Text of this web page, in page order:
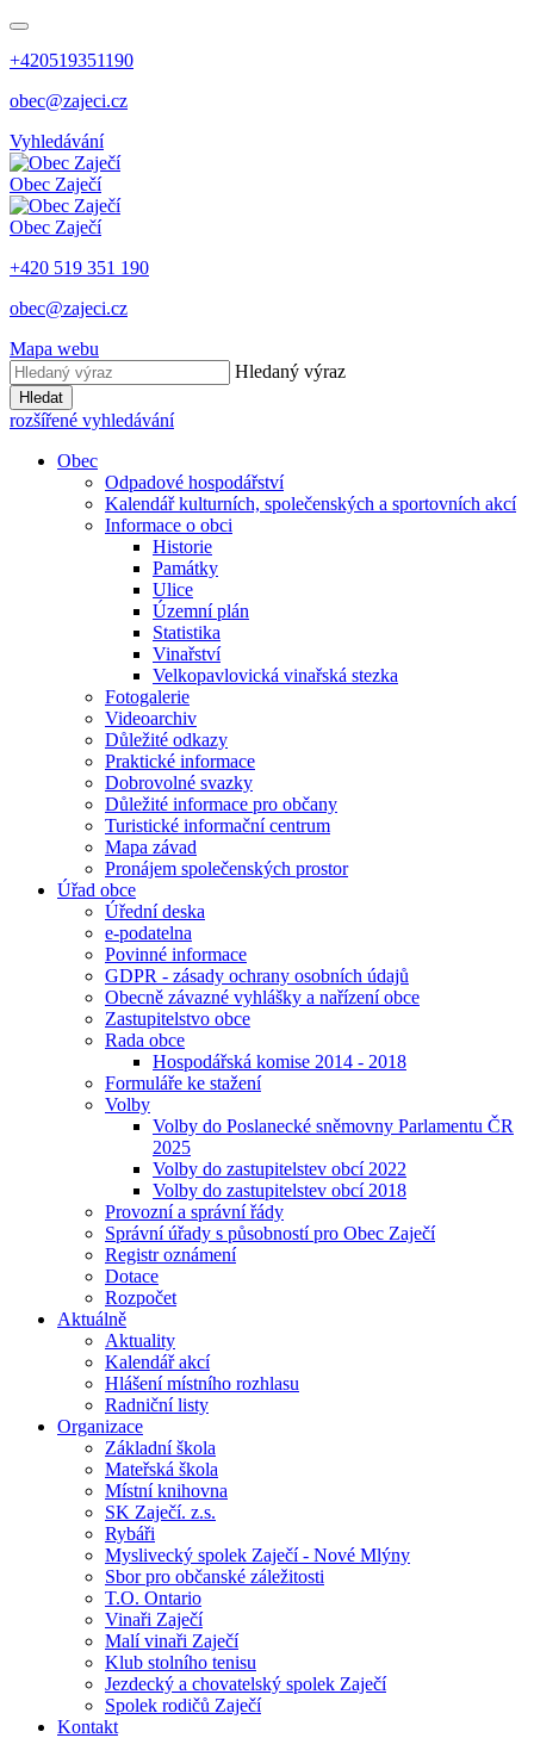
+420519351190
obec@zajeci.cz
Vyhledávání
Obec Zaječí
Obec Zaječí
+420 519 351 190
obec@zajeci.cz
Mapa webu
Hledaný výraz
Hledat
rozšířené vyhledávání
Obec
Odpadové hospodářství
Kalendář kulturních, společenských a sportovních akcí
Informace o obci
Historie
Památky
Ulice
Územní plán
Statistika
Vinařství
Velkopavlovická vinařská stezka
Fotogalerie
Videoarchiv
Důležité odkazy
Praktické informace
Dobrovolné svazky
Důležité informace pro občany
Turistické informační centrum
Mapa závad
Pronájem společenských prostor
Úřad obce
Úřední deska
e-podatelna
Povinné informace
GDPR - zásady ochrany osobních údajů
Obecně závazné vyhlášky a nařízení obce
Zastupitelstvo obce
Rada obce
Hospodářská komise 2014 - 2018
Formuláře ke stažení
Volby
Volby do Poslanecké sněmovny Parlamentu ČR
2025
Volby do zastupitelstev obcí 2022
Volby do zastupitelstev obcí 2018
Provozní a správní řády
Správní úřady s působností pro Obec Zaječí
Registr oznámení
Dotace
Rozpočet
Aktuálně
Aktuality
Kalendář akcí
Hlášení místního rozhlasu
Radniční listy
Organizace
Základní škola
Mateřská škola
Místní knihovna
SK Zaječí. z.s.
Rybáři
Myslivecký spolek Zaječí - Nové Mlýny
Sbor pro občanské záležitosti
T.O. Ontario
Vinaři Zaječí
Malí vinaři Zaječí
Klub stolního tenisu
Jezdecký a chovatelský spolek Zaječí
Spolek rodičů Zaječí
Kontakt